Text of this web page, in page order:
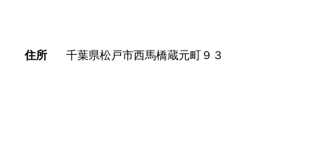
住所 千葉県松戸市西馬橋蔵元町９３